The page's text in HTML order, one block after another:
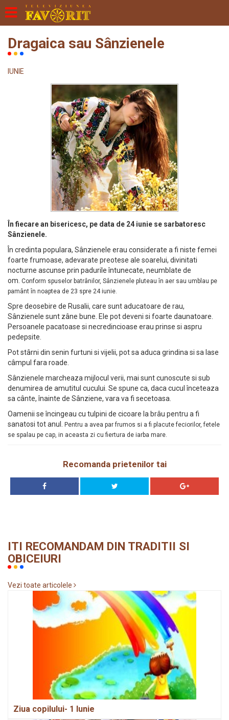
Dragaica sau Sânzienele
IUNIE
În fiecare an bisericesc, pe data de 24 iunie se sarbatoresc
Sânzienele.
În credinta populara, Sânzienele erau considerate a fi niste femei
foarte frumoase, adevarate preotese ale soarelui, divinitati
nocturne ascunse prin padurile întunecate, neumblate de
om. Conform spuselor batrânilor, Sânzienele pluteau în aer sau umblau pe
pamânt în noaptea de 23 spre 24 iunie.
Spre deosebire de Rusalii, care sunt aducatoare de rau,
Sânzienele sunt zâne bune. Ele pot deveni si foarte daunatoare.
Persoanele pacatoase si necredincioase erau prinse si aspru
pedepsite.
Pot stârni din senin furtuni si vijelii, pot sa aduca grindina si sa lase
câmpul fara roade.
Sânzienele marcheaza mijlocul verii, mai sunt cunoscute si sub
denumirea de amutitul cucului. Se spune ca, daca cucul înceteaza
sa cânte, înainte de Sânziene, vara va fi secetoasa.
Oamenii se încingeau cu tulpini de cicoare la brâu pentru a fi
sanatosi tot anul.
Pentru a avea par frumos si a fi placute feciorilor, fetele
se spalau pe cap, in aceasta zi cu fiertura de iarba mare.
Recomanda prietenilor tai
ITI RECOMANDAM DIN TRADITII SI
OBICEIURI
Vezi toate articolele
Ziua copilului- 1 Iunie